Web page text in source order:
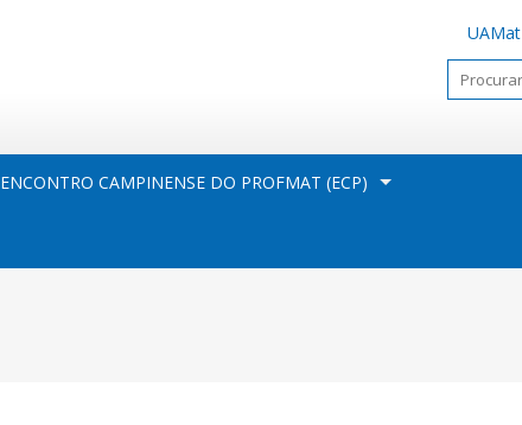
UAMat
ENCONTRO CAMPINENSE DO PROFMAT (ECP)